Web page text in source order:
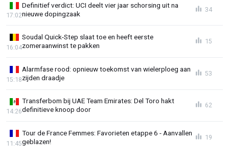
Definitief verdict: UCI deelt vier jaar schorsing uit na
nieuwe dopingzaak
17:02
34
Soudal Quick-Step slaat toe en heeft eerste
zomeraanwinst te pakken
16:04
15
Alarmfase rood: opnieuw toekomst van wielerploeg aan
zijden draadje
15:18
53
Transferbom bij UAE Team Emirates: Del Toro hakt
definitieve knoop door
14:26
62
Tour de France Femmes: Favorieten etappe 6 - Aanvallen
geblazen!
11:45
19